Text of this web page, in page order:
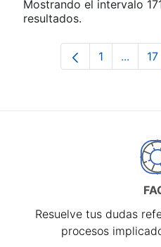
Mostrando el intervalo
resultados.
Página
1 ... 17
Resuelve tus dudas
procesos